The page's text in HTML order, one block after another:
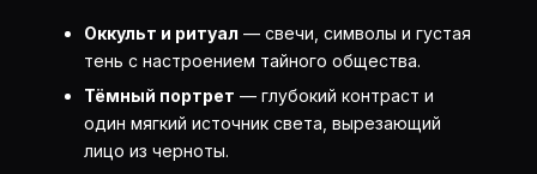
Оккульт и ритуал — свечи, символы и густая
тень с настроением тайного общества.
Тёмный портрет — глубокий контраст и
один мягкий источник света, вырезающий
лицо из черноты.